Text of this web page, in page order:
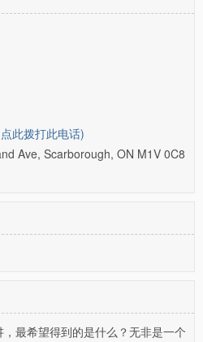
此拨打此电话)
Ave, Scarborough, ON M1V 0C8
最希望得到的是什么？无非是一个